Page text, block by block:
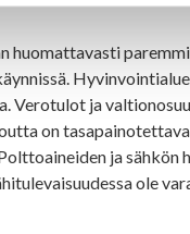
huomattavasti
Verotulot ja
on
ja
ole